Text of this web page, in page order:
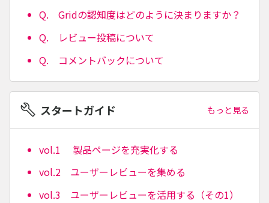
Q. Gridの認知度はどのように決まりますか？
Q. レビュー投稿について
Q. コメントバックについて
スタートガイド もっと見る
vol.1 製品ページを充実化する
vol.2 ユーザーレビューを集める
vol.3 ユーザーレビューを活用する（その1）